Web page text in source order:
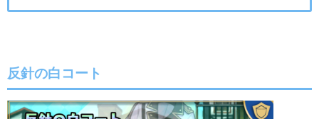
反針の白コート